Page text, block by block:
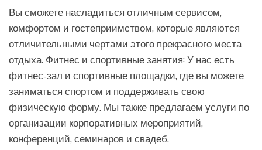
Вы сможете насладиться отличным сервисом,
комфортом и гостеприимством, которые являются
отличительными чертами этого прекрасного места
отдыха. Фитнес и спортивные занятия: У нас есть
фитнес-зал и спортивные площадки, где вы можете
заниматься спортом и поддерживать свою
физическую форму. Мы также предлагаем услуги по
организации корпоративных мероприятий,
конференций, семинаров и свадеб.